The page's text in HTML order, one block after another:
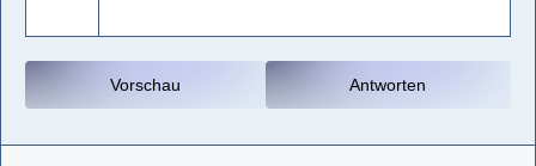
Antworten
Vorschau